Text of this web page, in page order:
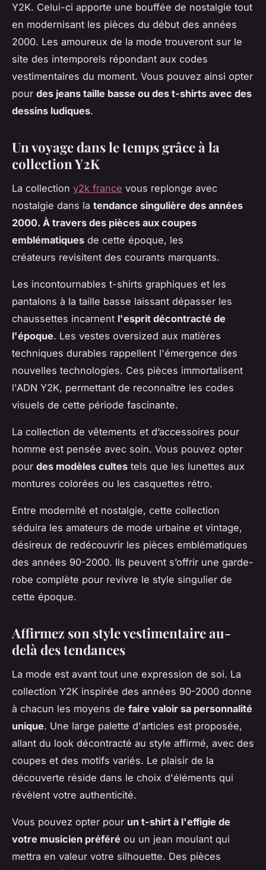
Y2K. Celui-ci apporte une bouffée de nostalgie tout
en modernisant les pièces du début des années
2000. Les amoureux de la mode trouveront sur le
site des intemporels répondant aux codes
vestimentaires du moment. Vous pouvez ainsi opter
pour des jeans taille basse ou des t-shirts avec des
dessins ludiques.
Un voyage dans le temps grâce à la
collection Y2K
La collection y2k france vous replonge avec
nostalgie dans la tendance singulière des années
2000. À travers des pièces aux coupes
emblématiques de cette époque, les
créateurs revisitent des courants marquants.
Les incontournables t-shirts graphiques et les
pantalons à la taille basse laissant dépasser les
chaussettes incarnent l'esprit décontracté de
l'époque. Les vestes oversized aux matières
techniques durables rappellent l'émergence des
nouvelles technologies. Ces pièces immortalisent
l'ADN Y2K, permettant de reconnaître les codes
visuels de cette période fascinante.
La collection de vêtements et d’accessoires pour
homme est pensée avec soin. Vous pouvez opter
pour des modèles cultes tels que les lunettes aux
montures colorées ou les casquettes rétro.
Entre modernité et nostalgie, cette collection
séduira les amateurs de mode urbaine et vintage,
désireux de redécouvrir les pièces emblématiques
des années 90-2000. Ils peuvent s’offrir une garde-
robe complète pour revivre le style singulier de
cette époque.
Affirmez son style vestimentaire au-
delà des tendances
La mode est avant tout une expression de soi. La
collection Y2K inspirée des années 90-2000 donne
à chacun les moyens de faire valoir sa personnalité
unique. Une large palette d'articles est proposée,
allant du look décontracté au style affirmé, avec des
coupes et des motifs variés. Le plaisir de la
découverte réside dans le choix d'éléments qui
révèlent votre authenticité.
Vous pouvez opter pour un t-shirt à l'effigie de
votre musicien préféré ou un jean moulant qui
mettra en valeur votre silhouette. Des pièces